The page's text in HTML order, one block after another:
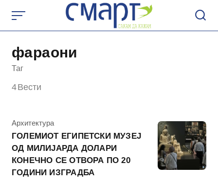
content
фараони
Таг
4Вести
КАтегорија
Архитектура
ГОЛЕМИОТ ЕГИПЕТСКИ МУЗЕЈ
ОД МИЛИЈАРДА ДОЛАРИ
КОНЕЧНО СЕ ОТВОРА ПО 20
ГОДИНИ ИЗГРАДБА